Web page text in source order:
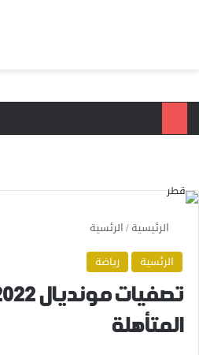
الرئيسية/الرئسية
الرئسية
رياضة
المتأهلة